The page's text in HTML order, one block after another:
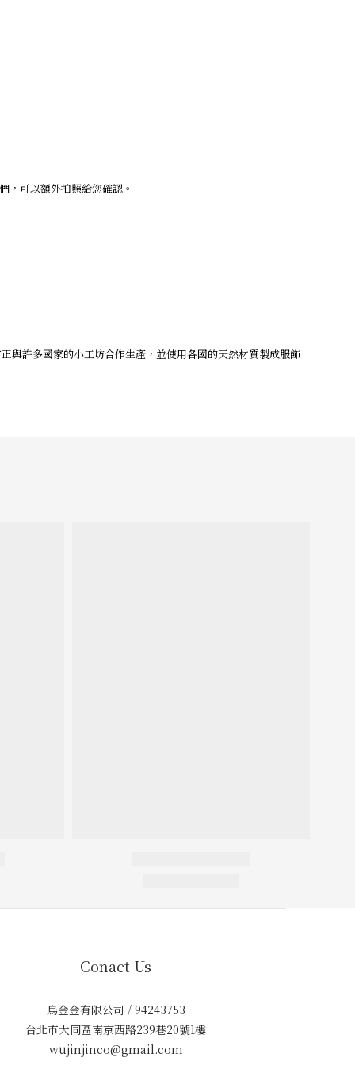
，可以額外拍照給您確認。
與許多國家的小工坊合作生產，並使用各國的天然材質製成服飾
Conact Us
烏金金有限公司 / 94243753
台北市大同區南京西路239巷20號1樓
wujinjinco@gmail.com